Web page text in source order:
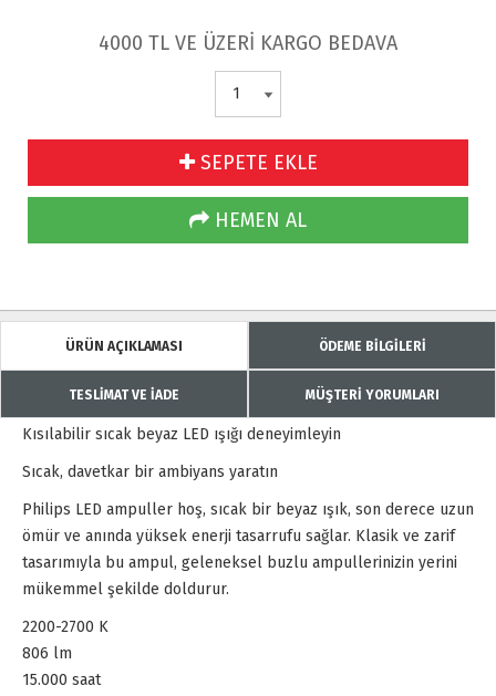
4000 TL VE ÜZERİ KARGO BEDAVA
SEPETE EKLE
HEMEN AL
ÜRÜN AÇIKLAMASI ÖDEME BİLGİLERİ
TESLİMAT VE İADE MÜŞTERİ YORUMLARI
Kısılabilir sıcak beyaz LED ışığı deneyimleyin
Sıcak, davetkar bir ambiyans yaratın
Philips LED ampuller hoş, sıcak bir beyaz ışık, son derece uzun
ömür ve anında yüksek enerji tasarrufu sağlar. Klasik ve zarif
tasarımıyla bu ampul, geleneksel buzlu ampullerinizin yerini
mükemmel şekilde doldurur.
2200-2700 K
806 lm
15.000 saat